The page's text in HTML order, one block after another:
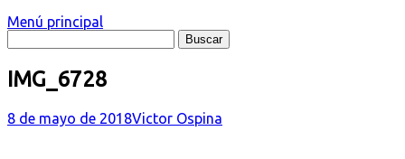
Menú principal
IMG_6728
8 de mayo de 2018Victor Ospina